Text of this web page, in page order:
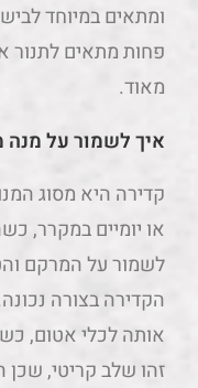
ומתאים במיוחד
פחות מתאים לתנור
מאוד.
איך לשמור על מנה
קדירה היא מסוג
או יומיים במקרר,
לשמור על המרקם
הקדירה בצורה
אותה לכלי אטום,
זהו שלב קריטי, שכן